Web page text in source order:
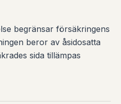
begränsar försäkringens
beror av åsidosatta
sida tillämpas